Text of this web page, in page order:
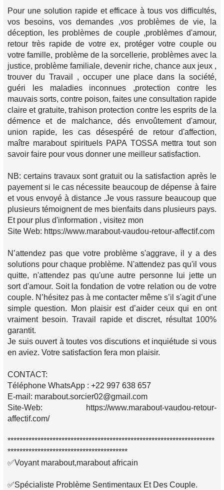
Pour une solution rapide et efficace à tous vos difficultés,
vos besoins, vos demandes ,vos problèmes de vie, la
déception, les problèmes de couple ,problèmes d'amour,
retour très rapide de votre ex, protéger votre couple ou
votre famille, problème de la sorcellerie, problèmes avec la
justice, problème familiale, devenir riche, chance aux jeux ,
trouver du Travail , occuper une place dans la société,
guéri les maladies inconnues ,protection contre les
mauvais sorts, contre poison, faites une consultation rapide
claire et gratuite, trahison protection contre les esprits de la
démence et de malchance, dés envoûtement d'amour,
union rapide, les cas désespéré de retour d'affection,
maître marabout spirituels PAPA TOSSA mettra tout son
savoir faire pour vous donner une meilleur satisfaction.
NB: certains travaux sont gratuit ou la satisfaction après le
payement si le cas nécessite beaucoup de dépense à faire
et vous envoyé à distance .Je vous rassure beaucoup que
plusieurs témoignent de mes bienfaits dans plusieurs pays.
Et pour plus d'information , visitez mon
Site Web: https://www.marabout-vaudou-retour-affectif.com
N’attendez pas que votre problème s'aggrave, il y a des
solutions pour chaque problème. N'attendez pas qu'il vous
quitte, n'attendez pas qu'une autre personne lui jette un
sort d'amour. Soit la fondation de votre relation ou de votre
couple. N’hésitez pas à me contacter même s’il s'agit d’une
simple question. Mon plaisir est d’aider ceux qui en ont
vraiment besoin. Travail rapide et discret, résultat 100%
garantit.
Je suis ouvert à toutes vos discutions et inquiétude si vous
en aviez. Votre satisfaction fera mon plaisir.
CONTACT:
Téléphone WhatsApp : +22 997 638 657
E-mail: marabout.sorcier02@gmail.com
Site-Web: https://www.marabout-vaudou-retour-
affectif.com/
*********************************************************************
****************************************
✅Voyant marabout,marabout africain
✅Spécialiste Problème Sentimentaux Et Des Couple.